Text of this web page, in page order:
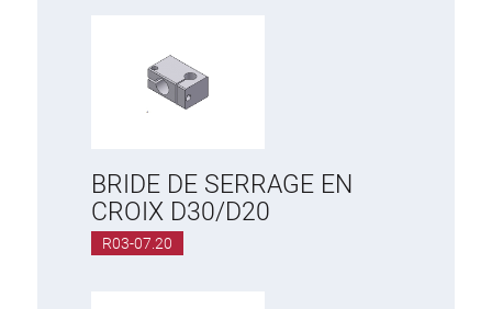
BRIDE DE SERRAGE EN
CROIX D30/D20
R03-07.20